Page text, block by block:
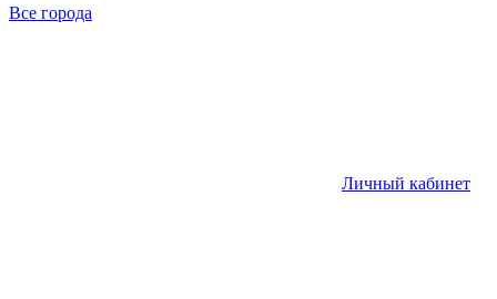
Все города
Личный кабинет